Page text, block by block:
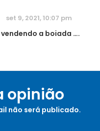
set 9, 2021, 10:07 pm
a boiada ….
opinião
não será publicado.